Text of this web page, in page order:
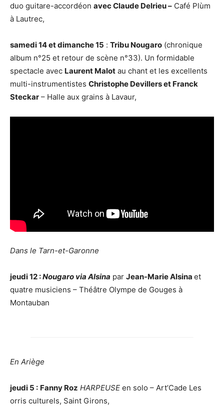
duo guitare-accordéon avec Claude Delrieu – Café Plùm
à Lautrec,
samedi 14 et dimanche 15 : Tribu Nougaro (chronique
album n°25 et retour de scène n°33). Un formidable
spectacle avec Laurent Malot au chant et les excellents
multi-instrumentistes Christophe Devillers et Franck
Steckar – Halle aux grains à Lavaur,
Dans le Tarn-et-Garonne
jeudi12 :Nougaro via Alsina par Jean-Marie Alsina et
quatre musiciens – Théâtre Olympe de Gouges à
Montauban
En Ariège
jeudi 5 : Fanny Roz HARPEUSE en solo – Art’Cade Les
orris culturels, Saint Girons,